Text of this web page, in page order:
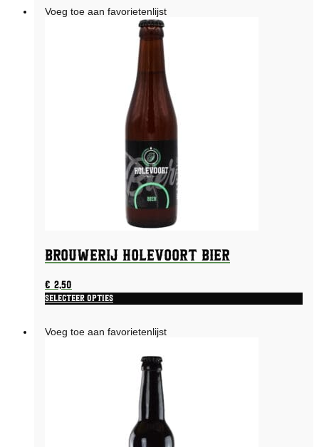
Voeg toe aan favorietenlijst
Brouwerij Holevoort Bier
€2,50
Selecteer opties
Voeg toe aan favorietenlijst